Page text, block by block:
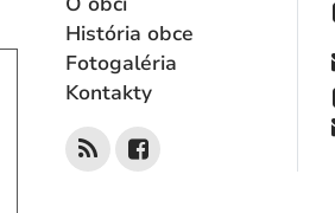
História obce
Fotogaléria
Kontakty